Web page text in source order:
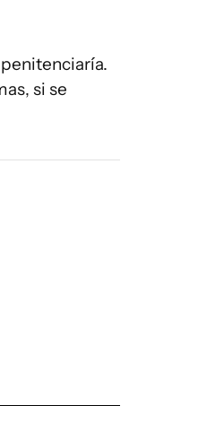
si se